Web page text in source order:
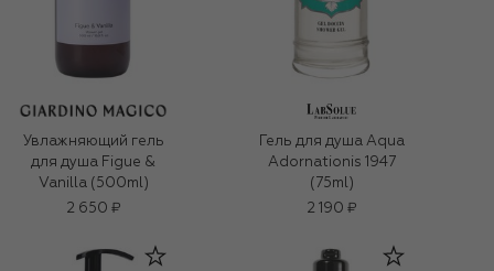
Увлажняющий гель
для душа Figue &
Vanilla (500ml)
2 650 ₽
Гель для душа Aqua
Adornationis 1947
(75ml)
2 190 ₽